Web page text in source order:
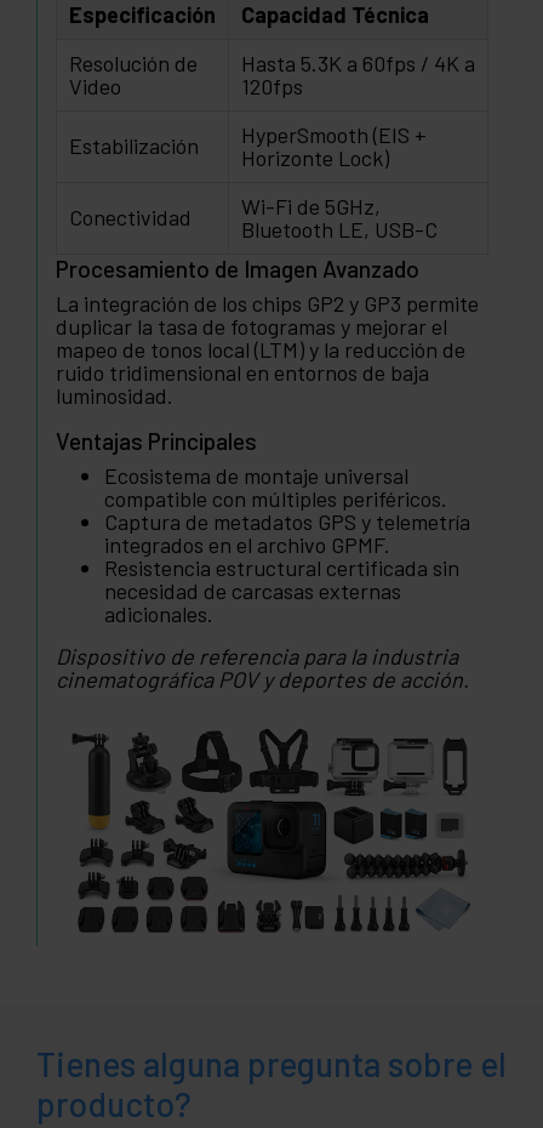
Especificación
Capacidad Técnica
Resolución de
Video
Hasta 5.3K a 60fps / 4K a
120fps
Estabilización
HyperSmooth (EIS +
Horizonte Lock)
Conectividad
Wi-Fi de 5GHz,
Bluetooth LE, USB-C
Procesamiento de Imagen Avanzado
La integración de los chips GP2 y GP3 permite
duplicar la tasa de fotogramas y mejorar el
mapeo de tonos local (LTM) y la reducción de
ruido tridimensional en entornos de baja
luminosidad.
Ventajas Principales
Ecosistema de montaje universal
compatible con múltiples periféricos.
Captura de metadatos GPS y telemetría
integrados en el archivo GPMF.
Resistencia estructural certificada sin
necesidad de carcasas externas
adicionales.
Dispositivo de referencia para la industria
cinematográfica POV y deportes de acción.
Tienes alguna pregunta sobre el
producto?